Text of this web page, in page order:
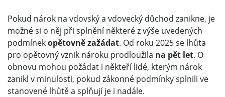
Pokud nárok na vdovský a vdovecký důchod zanikne, je
možné si o něj při splnění některé z výše uvedených
podmínekopětovně zažádat. Od roku 2025 se lhůta
pro opětovný vznik nároku prodloužila na pět let. O
obnovu mohou požádat i někteří lidé, kterým nárok
zanikl v minulosti, pokud zákonné podmínky splnili ve
stanovené lhůtě a splňují je i nadále.